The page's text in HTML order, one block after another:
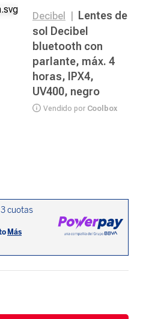
Decibel
Lentes de
sol Decibel
bluetooth con
parlante, máx. 4
horas, IPX4,
UV400, negro
Vendido por Coolbox